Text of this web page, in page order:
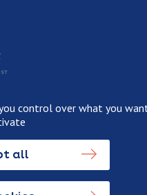
policy
control over what you
all